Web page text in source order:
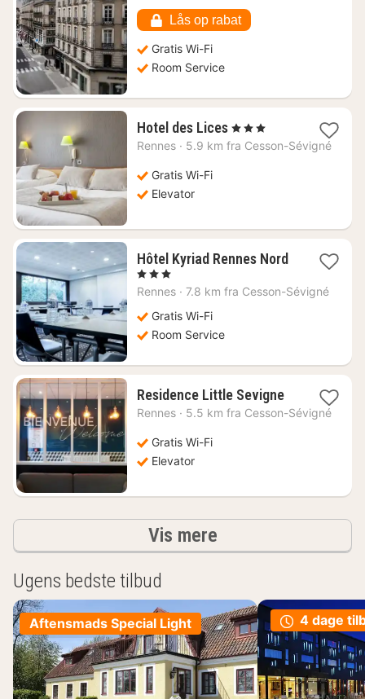
Lås op rabat
Gratis Wi-Fi
Room Service
Hotel des Lices1
nat
, 3 Stjerner
Rennes · 5.9 km fra Cesson-Sévigné
Gratis Wi-Fi
Elevator
Hôtel Kyriad Rennes Nord
1
nat
305
kr.
, 3 Stjerner
Rennes · 7.8 km fra Cesson-Sévigné
Gratis Wi-Fi
Room Service
Residence Little Sevigne1
nat
Rennes · 5.5 km fra Cesson-Sévigné
Gratis Wi-Fi
Elevator
Vis mereresultater
Ugens bedste tilbud
Aftensmads Special Light 4 dage